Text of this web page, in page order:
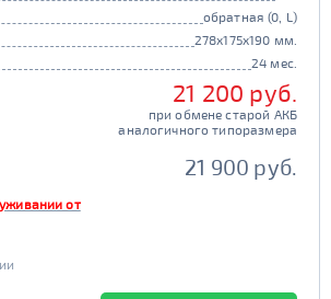
обратная (0, L)
278x175x190 мм.
24 мес.
21 200 руб.
при обмене старой АКБ
аналогичного типоразмера
21 900 руб.
от